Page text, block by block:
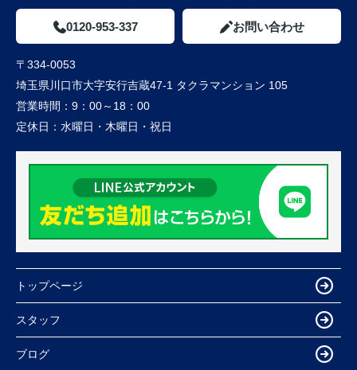
0120-953-337 お問い合わせ
〒334-0053
埼玉県川口市大字安行吉蔵47-1 タクラマンション 105
営業時間： 9：00～18：00
定休日： 水曜日・木曜日・祝日
トップページ
スタッフ
ブログ